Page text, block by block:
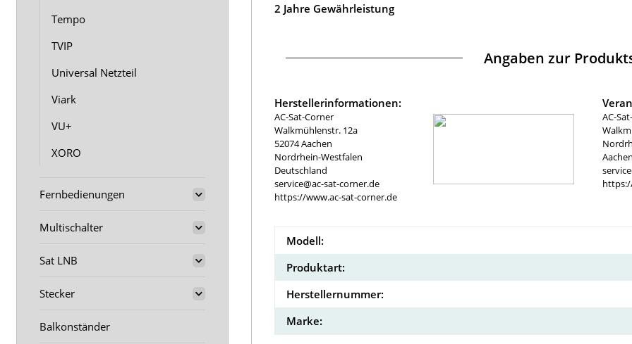
2 Jahre Gewährleistung
Angaben zur
Herstellerinformationen:
AC-Sat-Corner
Walkmühlenstr. 12a
52074 Aachen
Nordrhein-Westfalen
Deutschland
service@ac-sat-corner.de
https://www.ac-sat-corner.de
AC-
Modell:
Produktart:
Herstellernummer:
Marke:
Tempo
TVIP
Universal Netzteil
Viark
VU+
XORO
Fernbedienungen
Multischalter
Sat LNB
Stecker
Balkonständer